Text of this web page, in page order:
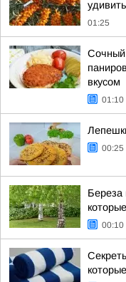
01:25
Сочный
вкусом
01:10
00:25
Береза
00:10